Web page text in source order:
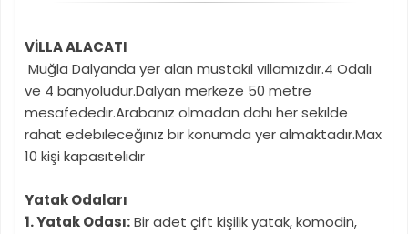
VİLLA ALACATI
Muğla Dalyanda yer alan mustakıl vıllamızdır.4 Odalı
ve 4 banyoludur.Dalyan merkeze 50 metre
mesafededır.Arabanız olmadan dahı her sekılde
rahat edebıleceğınız bır konumda yer almaktadır.Max
10 kişi kapasıtelıdır
Yatak Odaları
1. Yatak Odası:Bir adet çift kişilik yatak, komodin,